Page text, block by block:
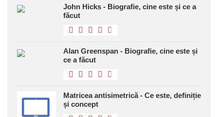
John Hicks - Biografie, cine este și ce a
făcut
Alan Greenspan - Biografie, cine este și
ce a făcut
Matricea antisimetrică - Ce este, definiție
și concept